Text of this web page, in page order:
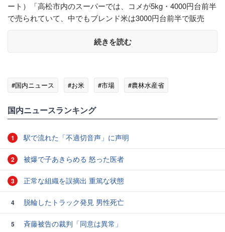
ート）「高松市内のスーパーでは、コメが5kg・4000円台前半
で売られていて、中でもブレンド米は3000円台前半で販売
続きを読む
#国内ニュース #お米 #市場 #農林水産省
国内ニュースランキング
1 駅で流れた「不適切音声」に声明
2 被爆で子あきらめる 怒った医者
3 正常な組織を誤摘出 重篤な状態
4 脱輪したトラック発見 男性死亡
5
斉藤被告の裁判「同意は異常」